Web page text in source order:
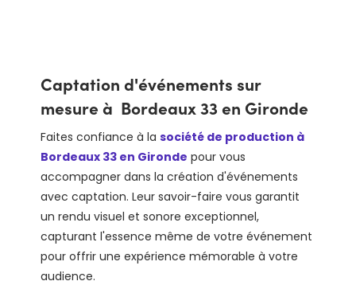
Captation d'événements sur
mesure à Bordeaux 33 en Gironde
Faites confiance à lasociété de production à
Bordeaux 33 en Gironde pour vous
accompagner dans la création d'événements
avec captation. Leur savoir-faire vous garantit
un rendu visuel et sonore exceptionnel,
capturant l'essence même de votre événement
pour offrir une expérience mémorable à votre
audience.